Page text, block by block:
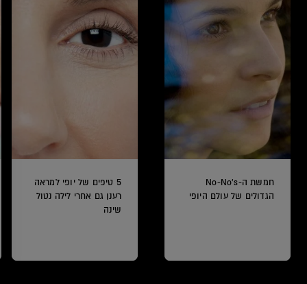
חמשת ה-No-No's
הגדולים של עולם היופי
5 טיפים של יופי למראה
רענן גם אחרי לילה נטול
שינה